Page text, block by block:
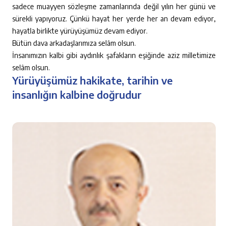
Yürüyüşümüz hakikate, tarihin ve
insanlığın kalbine doğrudur
sadece muayyen sözleşme zamanlarında değil yılın her günü ve
sürekli yapıyoruz. Çünkü hayat her yerde her an devam ediyor,
hayatla birlikte yürüyüşümüz devam ediyor.
Bütün dava arkadaşlarımıza selâm olsun.
İnsanımızın kalbi gibi aydınlık şafakların eşiğinde aziz milletimize
selâm olsun.